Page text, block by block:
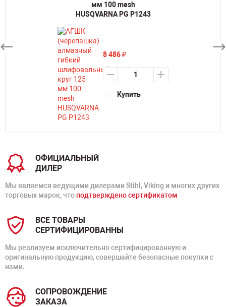
мм 100 mesh
HUSQVARNA PG P1243
8 486₽
Купить
ОФИЦИАЛЬНЫЙ
ДИЛЕР
Мы являемся ведущими дилерами Stihl, Viking и многих других
торговых марок, что подтверждено сертификатом
ВСЕ ТОВАРЫ
СЕРТИФИЦИРОВАННЫ
Мы реализуем исключительно сертифицированную и
оригинальную продукцию, совершайте безопасные покупки с
нами.
СОПРОВОЖДЕНИЕ
ЗАКАЗА